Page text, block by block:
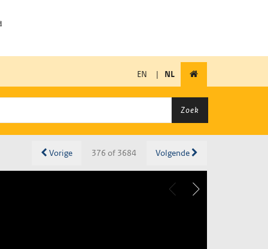
EN | NL
Zoek
Vorige 376 of 3684 Volgende